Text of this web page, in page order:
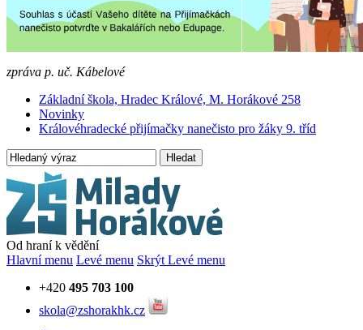
zpráva p. uč. Kábelové
Základní škola, Hradec Králové, M. Horákové 258
Novinky
Královéhradecké přijímačky nanečisto pro žáky 9. tříd
Hledat
Od hraní k vědění
Hlavní menu Levé menu Skrýt Levé menu
+420 495 703 100
skola@zshorakhk.cz